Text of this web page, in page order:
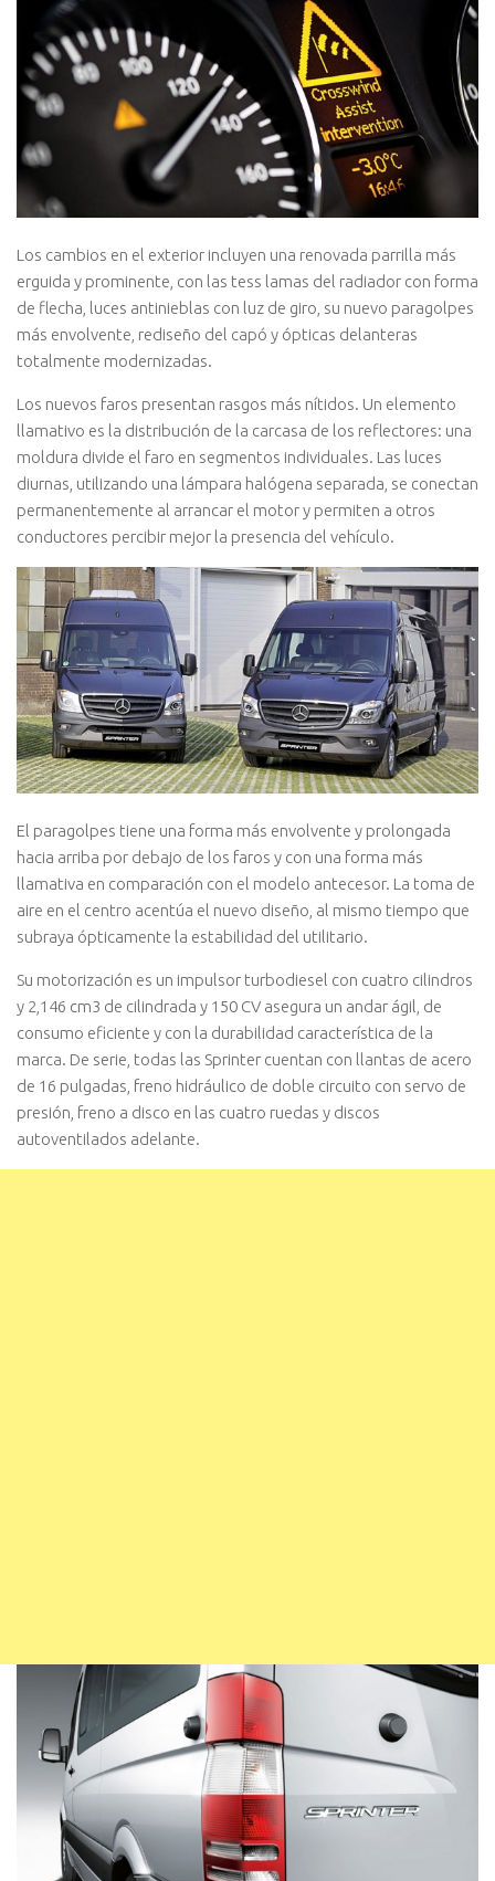
Los cambios en el exterior incluyen una renovada parrilla más
erguida y prominente, con las tess lamas del radiador con forma
de flecha, luces antinieblas con luz de giro, su nuevo paragolpes
más envolvente, rediseño del capó y ópticas delanteras
totalmente modernizadas.
Los nuevos faros presentan rasgos más nítidos. Un elemento
llamativo es la distribución de la carcasa de los reflectores: una
moldura divide el faro en segmentos individuales. Las luces
diurnas, utilizando una lámpara halógena separada, se conectan
permanentemente al arrancar el motor y permiten a otros
conductores percibir mejor la presencia del vehículo.
El paragolpes tiene una forma más envolvente y prolongada
hacia arriba por debajo de los faros y con una forma más
llamativa en comparación con el modelo antecesor. La toma de
aire en el centro acentúa el nuevo diseño, al mismo tiempo que
subraya ópticamente la estabilidad del utilitario.
Su motorización es un impulsor turbodiesel con cuatro cilindros
y 2,146 cm3 de cilindrada y 150 CV asegura un andar ágil, de
consumo eficiente y con la durabilidad característica de la
marca. De serie, todas las Sprinter cuentan con llantas de acero
de 16 pulgadas, freno hidráulico de doble circuito con servo de
presión, freno a disco en las cuatro ruedas y discos
autoventilados adelante.